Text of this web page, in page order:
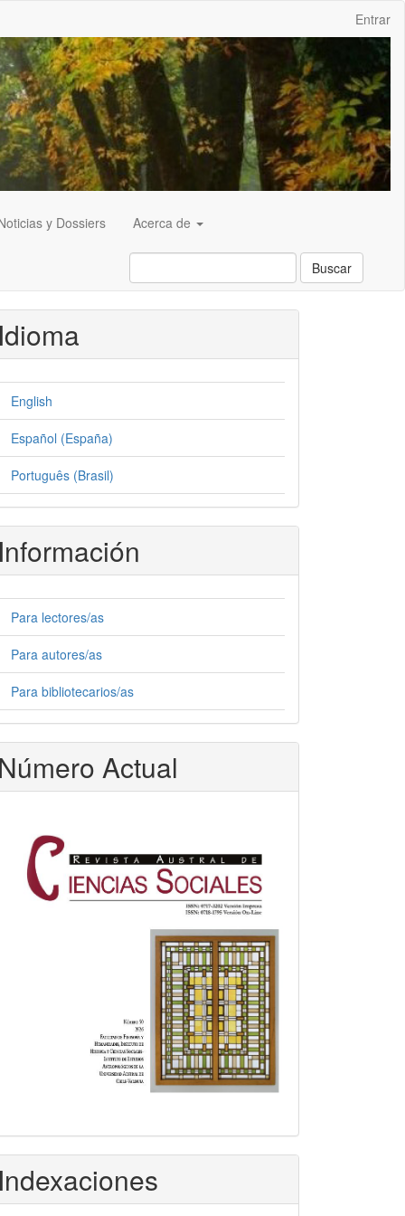
Entrar
y Dossiers Acerca de
Buscar
English
Español (España)
Português (Brasil)
Para lectores/as
Para autores/as
Para bibliotecarios/as
Actual